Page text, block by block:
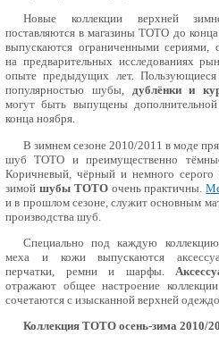
Новые коллекции верхней
поставляются в магазины ТОТО до
выпускаются ограниченными сериями,
на предварительных исследованиях
опыте предыдущих лет. Пользующиеся
популярностью шубы, дублёнки и
могут быть выпущены
конца ноября.
В зимнем сезоне 2010/2011 в моде
шуб ТОТО и преимущественно тёмные
Коричневый, чёрный и немного серого
зимой шубы ТОТОочень практичны.
и в прошлом сезоне, служит основным
производства шуб.
Специально под каждую
меха и кожи выпускаются
перчатки, ремни и шарфы.
отражают общее настроение
сочетаются с изысканной верхней
Коллекция ТОТО осень-зима 2010/